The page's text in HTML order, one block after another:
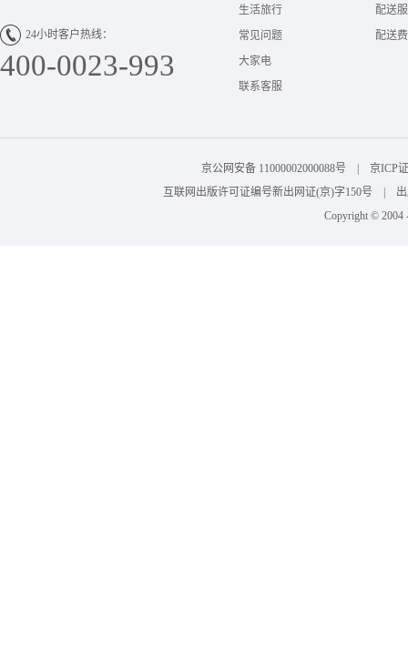
24小时客户热线：
400-0023-993
生活旅行
常见问题
大家电
联系客服
配送
配送
京公网安备 11000002000088号 | 京ICP
互联网出版许可证编号新出网证(京)字150号 |
Copyright ©